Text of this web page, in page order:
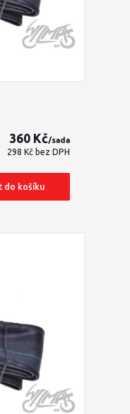
360 Kč/sada
298 Kč bez DPH
do košíku